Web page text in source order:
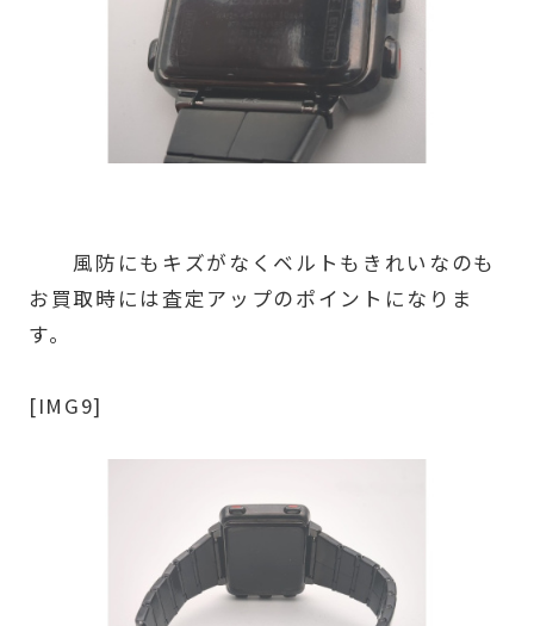
風防にもキズがなくベルトもきれいなのも
お買取時には査定アップのポイントになりま
す。
[IMG9]